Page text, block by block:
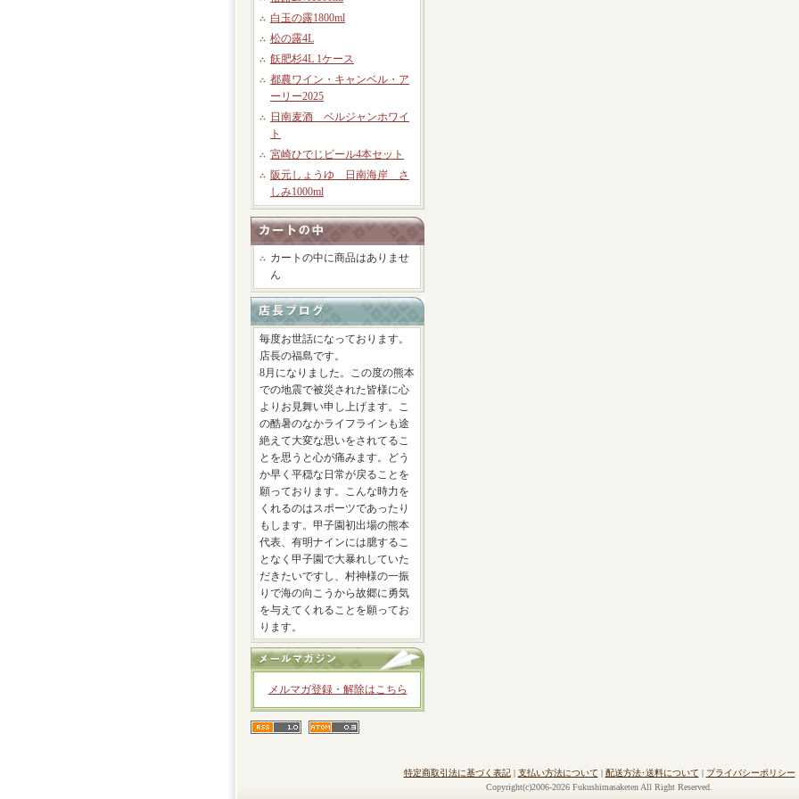
白玉の露1800ml
松の露4L
飫肥杉4L 1ケース
都農ワイン・キャンベル・ア
ーリー2025
日南麦酒 ベルジャンホワイ
ト
宮崎ひでじビール4本セット
阪元しょうゆ 日南海岸 さ
しみ1000ml
カートの中に商品はありませ
ん
毎度お世話になっております。
店長の福島です。
8月になりました。この度の熊本
での地震で被災された皆様に心
よりお見舞い申し上げます。こ
の酷暑のなかライフラインも途
絶えて大変な思いをされてるこ
とを思うと心が痛みます。どう
か早く平穏な日常が戻ることを
願っております。こんな時力を
くれるのはスポーツであったり
もします。甲子園初出場の熊本
代表、有明ナインには臆するこ
となく甲子園で大暴れしていた
だきたいですし、村神様の一振
りで海の向こうから故郷に勇気
を与えてくれることを願ってお
ります。
メルマガ登録・解除はこちら
特定商取引法に基づく表記| 支払い方法について | 配送方法･送料について | プライバシーポリシー
Copyright(c)2006-2026 Fukushimasaketen All Right Reserved.